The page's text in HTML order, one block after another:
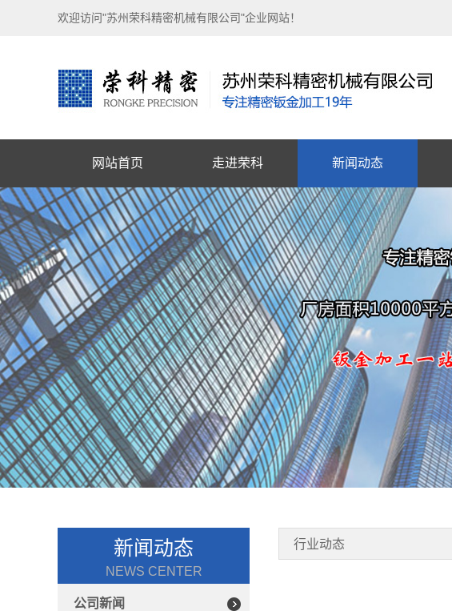
欢迎访问"苏州荣科精密机械有限公司"企业网站！
网站首页 走进荣科 新闻动态
新闻动态
NEWS CENTER
公司新闻
行业动态